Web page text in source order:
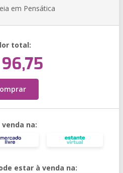
em Pensática
total:
na:
estar à venda na: